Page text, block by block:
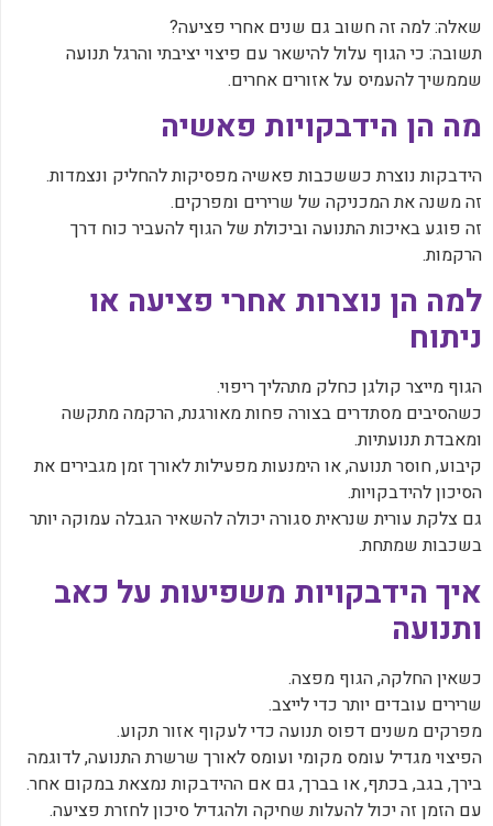
‏שאלה: למה זה חשוב גם שנים אחרי פציעה?
‏תשובה: כי הגוף עלול להישאר עם פיצוי יציבתי והרגל תנועה
שממשיך להעמיס על אזורים אחרים.
‏מה הן הידבקויות פאשיה
‏הידבקות נוצרת כששכבות פאשיה מפסיקות להחליק ונצמדות.
‏זה משנה את המכניקה של שרירים ומפרקים.
‏זה פוגע באיכות התנועה וביכולת של הגוף להעביר כוח דרך
הרקמות.
‏למה הן נוצרות אחרי פציעה או
ניתוח
‏הגוף מייצר קולגן כחלק מתהליך ריפוי.
‏כשהסיבים מסתדרים בצורה פחות מאורגנת, הרקמה מתקשה
ומאבדת תנועתיות.
‏קיבוע, חוסר תנועה, או הימנעות מפעילות לאורך זמן מגבירים את
הסיכון להידבקויות.
‏גם צלקת עורית שנראית סגורה יכולה להשאיר הגבלה עמוקה יותר
בשכבות שמתחת.
‏איך הידבקויות משפיעות על כאב
ותנועה
‏כשאין החלקה, הגוף מפצה.
‏שרירים עובדים יותר כדי לייצב.
‏מפרקים משנים דפוס תנועה כדי לעקוף אזור תקוע.
‏הפיצוי מגדיל עומס מקומי ועומס לאורך שרשרת התנועה, לדוגמה
בירך, בגב, בכתף, או בברך, גם אם ההידבקות נמצאת במקום אחר.
‏עם הזמן זה יכול להעלות שחיקה ולהגדיל סיכון לחזרת פציעה.